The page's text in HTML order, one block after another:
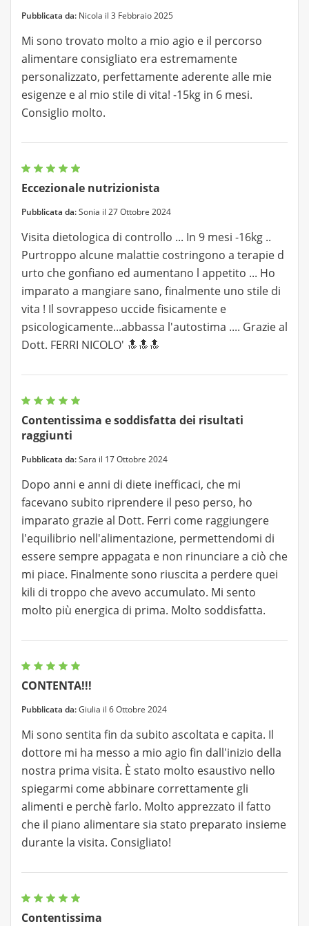
Pubblicata da: Nicola il 3 Febbraio 2025
Mi sono trovato molto a mio agio e il percorso
alimentare consigliato era estremamente
personalizzato, perfettamente aderente alle mie
esigenze e al mio stile di vita! -15kg in 6 mesi.
Consiglio molto.
Eccezionale nutrizionista
Pubblicata da:Sonia il 27 Ottobre 2024
Visita dietologica di controllo ... In 9 mesi -16kg ..
Purtroppo alcune malattie costringono a terapie d
urto che gonfiano ed aumentano l appetito ... Ho
imparato a mangiare sano, finalmente uno stile di
vita ! Il sovrappeso uccide fisicamente e
psicologicamente...abbassa l'autostima .... Grazie al
Dott. FERRI NICOLO' 🔝🔝🔝
Contentissima e soddisfatta dei risultati
raggiunti
Pubblicata da:Sara il 17 Ottobre 2024
Dopo anni e anni di diete inefficaci, che mi
facevano subito riprendere il peso perso, ho
imparato grazie al Dott. Ferri come raggiungere
l'equilibrio nell'alimentazione, permettendomi di
essere sempre appagata e non rinunciare a ciò che
mi piace. Finalmente sono riuscita a perdere quei
kili di troppo che avevo accumulato. Mi sento
molto più energica di prima. Molto soddisfatta.
CONTENTA!!!
Pubblicata da:Giulia il 6 Ottobre 2024
Mi sono sentita fin da subito ascoltata e capita. Il
dottore mi ha messo a mio agio fin dall'inizio della
nostra prima visita. È stato molto esaustivo nello
spiegarmi come abbinare correttamente gli
alimenti e perchè farlo. Molto apprezzato il fatto
che il piano alimentare sia stato preparato insieme
durante la visita. Consigliato!
Contentissima